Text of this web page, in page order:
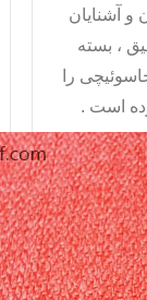
و آشنایان
، بسته
را
است .